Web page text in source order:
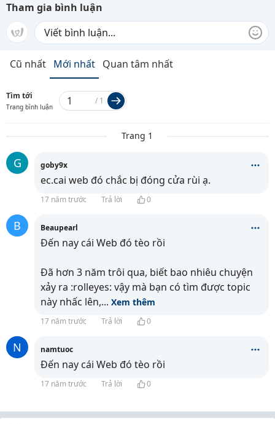
Tham gia bình luận
Cũ nhất Mới nhất Quan tâm nhất
Tìm tới
Trang bình luận
/ 1
Trang 1
G goby9x
ec.cai web đó chắc bị đóng cửa rùi ạ.
17 năm trước Trả lời 0
B Beaupearl
Đến nay cái Web đó tèo rồi
Đã hơn 3 năm trôi qua, biết bao nhiêu chuyện
xảy ra :rolleyes: vậy mà bạn có tìm được topic
này nhấc lên,... Xem thêm
17 năm trước Trả lời 0
N namtuoc
Đến nay cái Web đó tèo rồi
17 năm trước Trả lời 0